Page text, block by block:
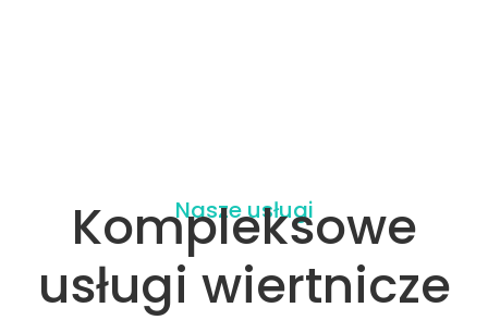
Nasze usługi
Kompleksowe
usługi wiertnicze